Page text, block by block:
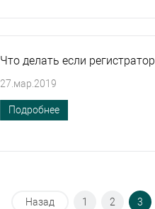
Что делать если
27.мар.2019
Подробнее
Назад 1 2 3